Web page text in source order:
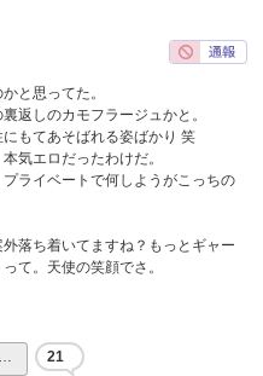
と思ってた。
返しのカモフラージュかと。
もてあそばれる姿ばかり 笑
気エロだったわけだ。
ライベートで何しようがこっちの
落ち着いてますね？もっとギャー
て。天使の笑顔でさ。
21